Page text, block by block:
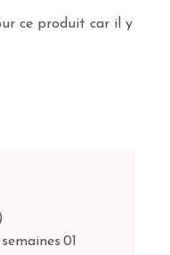
ce produit car il y
)
01